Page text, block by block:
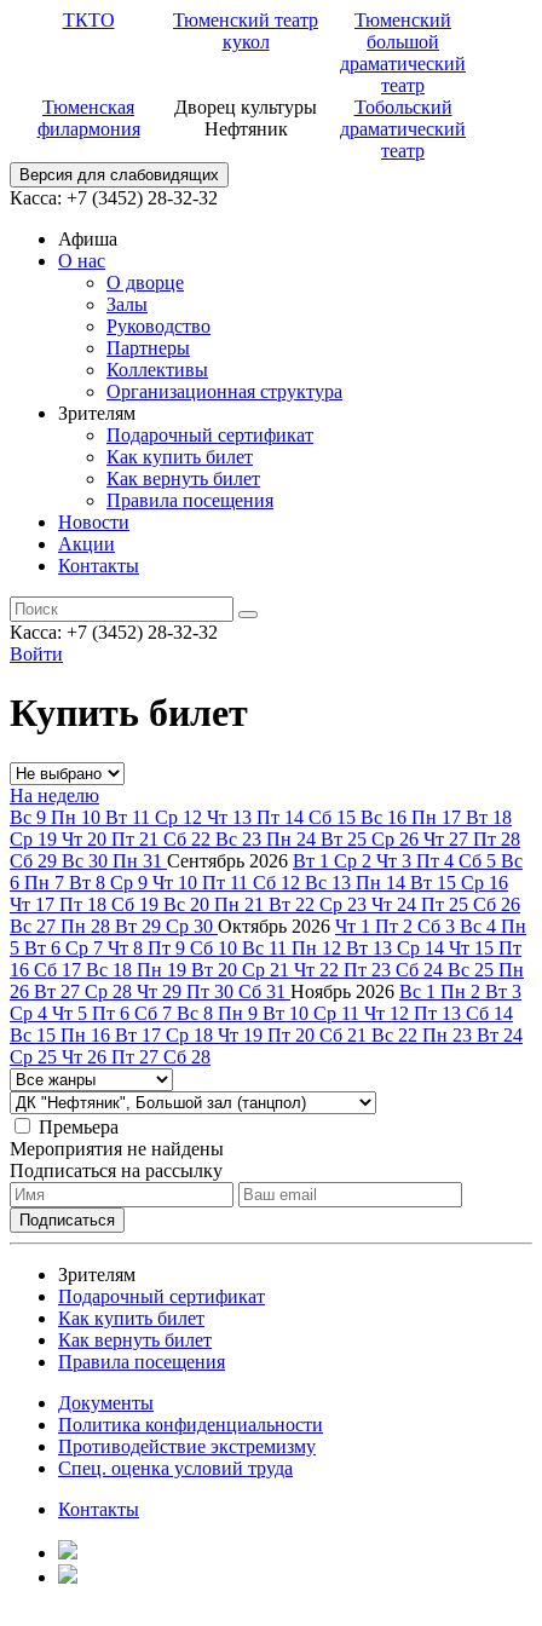
ТКТО
Тюменский театр
кукол
Тюменский
большой
драматический
театр
Тюменская
филармония
Дворец культуры
Нефтяник
Тобольский
драматический
театр
Версия для слабовидящих
Касса: +7 (3452) 28-32-32
Афиша
О нас
О дворце
Залы
Руководство
Партнеры
Коллективы
Организационная структура
Зрителям
Подарочный сертификат
Как купить билет
Как вернуть билет
Правила посещения
Новости
Акции
Контакты
Касса: +7 (3452) 28-32-32
Войти
Купить билет
На неделю
Вс 9 Пн 10 Вт 11 Ср 12 Чт 13 Пт 14 Сб 15 Вс 16 Пн 17 Вт 18
Ср 19 Чт 20 Пт 21 Сб 22 Вс 23 Пн 24 Вт 25 Ср 26 Чт 27 Пт 28
Сб 29 Вс 30 Пн 31 Сентябрь 2026 Вт 1 Ср 2 Чт 3 Пт 4 Сб 5 Вс
6 Пн 7 Вт 8 Ср 9 Чт 10 Пт 11 Сб 12 Вс 13 Пн 14 Вт 15 Ср 16
Чт 17 Пт 18 Сб 19 Вс 20 Пн 21 Вт 22 Ср 23 Чт 24 Пт 25 Сб 26
Вс 27 Пн 28 Вт 29 Ср 30 Октябрь 2026 Чт 1 Пт 2 Сб 3 Вс 4 Пн
5 Вт 6 Ср 7 Чт 8 Пт 9 Сб 10 Вс 11 Пн 12 Вт 13 Ср 14 Чт 15 Пт
16 Сб 17 Вс 18 Пн 19 Вт 20 Ср 21 Чт 22 Пт 23 Сб 24 Вс 25 Пн
26 Вт 27 Ср 28 Чт 29 Пт 30 Сб 31 Ноябрь 2026 Вс 1 Пн 2 Вт 3
Ср 4 Чт 5 Пт 6 Сб 7 Вс 8 Пн 9 Вт 10 Ср 11 Чт 12 Пт 13 Сб 14
Вс 15 Пн 16 Вт 17 Ср 18 Чт 19 Пт 20 Сб 21 Вс 22 Пн 23 Вт 24
Ср 25 Чт 26 Пт 27 Сб 28
Премьера
Мероприятия не найдены
Подписаться на рассылку
Зрителям
Подарочный сертификат
Как купить билет
Как вернуть билет
Правила посещения
Документы
Политика конфиденциальности
Противодействие экстремизму
Спец. оценка условий труда
Контакты